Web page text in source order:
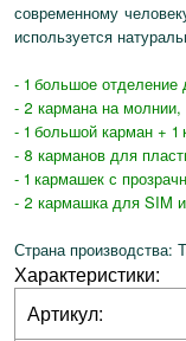
современному
используется
- 1 большое отделение
- 2 кармана на молнии,
- 1 большой карман +
- 8 карманов для
- 1 кармашек с
- 2 кармашка для SIM
Страна производства:
Характеристики:
Артикул: